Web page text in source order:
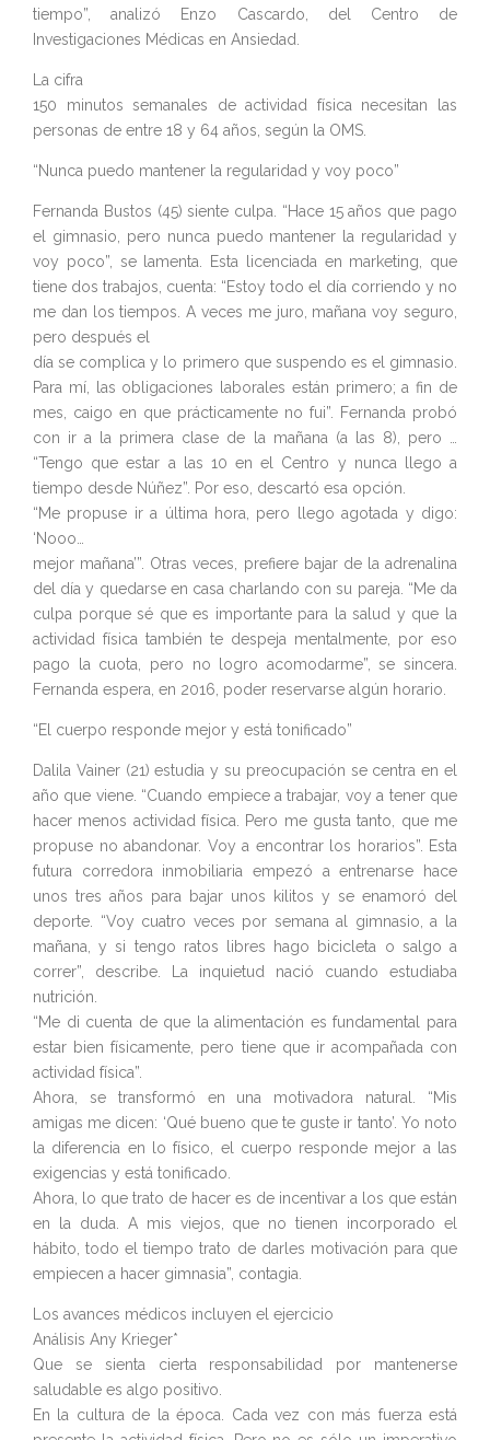
tiempo”, analizó Enzo Cascardo, del Centro de
Investigaciones Médicas en Ansiedad.
La cifra
150 minutos semanales de actividad física necesitan las
personas de entre 18 y 64 años, según la OMS.
“Nunca puedo mantener la regularidad y voy poco”
Fernanda Bustos (45) siente culpa. “Hace 15 años que pago
el gimnasio, pero nunca puedo mantener la regularidad y
voy poco”, se lamenta. Esta licenciada en marketing, que
tiene dos trabajos, cuenta: “Estoy todo el día corriendo y no
me dan los tiempos. A veces me juro, mañana voy seguro,
pero después el
día se complica y lo primero que suspendo es el gimnasio.
Para mí, las obligaciones laborales están primero; a fin de
mes, caigo en que prácticamente no fui”. Fernanda probó
con ir a la primera clase de la mañana (a las 8), pero …
“Tengo que estar a las 10 en el Centro y nunca llego a
tiempo desde Núñez”. Por eso, descartó esa opción.
“Me propuse ir a última hora, pero llego agotada y digo:
‘Nooo…
mejor mañana’”. Otras veces, prefiere bajar de la adrenalina
del día y quedarse en casa charlando con su pareja. “Me da
culpa porque sé que es importante para la salud y que la
actividad física también te despeja mentalmente, por eso
pago la cuota, pero no logro acomodarme”, se sincera.
Fernanda espera, en 2016, poder reservarse algún horario.
“El cuerpo responde mejor y está tonificado”
Dalila Vainer (21) estudia y su preocupación se centra en el
año que viene. “Cuando empiece a trabajar, voy a tener que
hacer menos actividad física. Pero me gusta tanto, que me
propuse no abandonar. Voy a encontrar los horarios”. Esta
futura corredora inmobiliaria empezó a entrenarse hace
unos tres años para bajar unos kilitos y se enamoró del
deporte. “Voy cuatro veces por semana al gimnasio, a la
mañana, y si tengo ratos libres hago bicicleta o salgo a
correr”, describe. La inquietud nació cuando estudiaba
nutrición.
“Me di cuenta de que la alimentación es fundamental para
estar bien físicamente, pero tiene que ir acompañada con
actividad física”.
Ahora, se transformó en una motivadora natural. “Mis
amigas me dicen: ‘Qué bueno que te guste ir tanto’. Yo noto
la diferencia en lo físico, el cuerpo responde mejor a las
exigencias y está tonificado.
Ahora, lo que trato de hacer es de incentivar a los que están
en la duda. A mis viejos, que no tienen incorporado el
hábito, todo el tiempo trato de darles motivación para que
empiecen a hacer gimnasia”, contagia.
Los avances médicos incluyen el ejercicio
Análisis Any Krieger*
Que se sienta cierta responsabilidad por mantenerse
saludable es algo positivo.
En la cultura de la época. Cada vez con más fuerza está